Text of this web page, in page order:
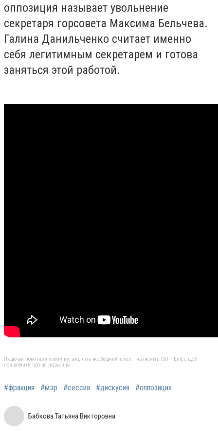
оппозиция называет увольнение
секретаря горсовета Максима Бельчева.
Галина Данильченко считает именно
себя легитимным секретарем и готова
заняться этой работой.
Якщо ви помітили помилку, виділіть необхідний текст і натисніть Ctrl + Enter, щоб
повідомити про це редакцію
#фракция #мэр #сессия #дискусия #оппозиция
Бабкова Татьяна Викторовна